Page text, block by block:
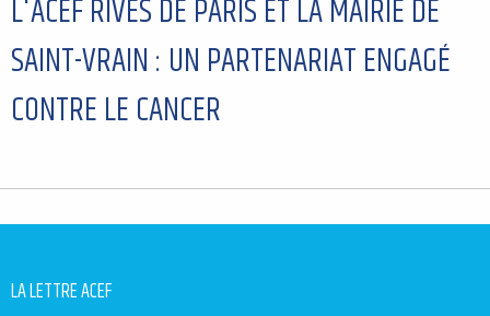
L'ACEF RIVES DE PARIS ET LA MAIRIE DE
SAINT-VRAIN : UN PARTENARIAT ENGAGÉ
CONTRE LE CANCER
LA LETTRE ACEF